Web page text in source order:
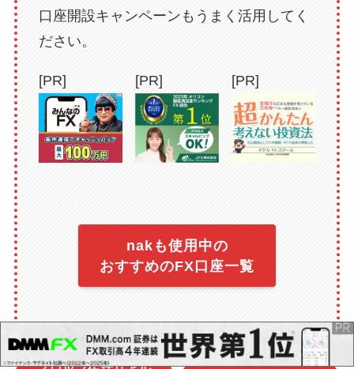
口座開設キャンペーンもうまく活用してく
ださい。
[PR] [PR] [PR]
nakも使用中の
おすすめのFX口座一覧